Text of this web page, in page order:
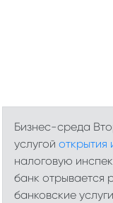
Бизнес-среда
услугой открытия
налоговую
банк отрывается
банковские